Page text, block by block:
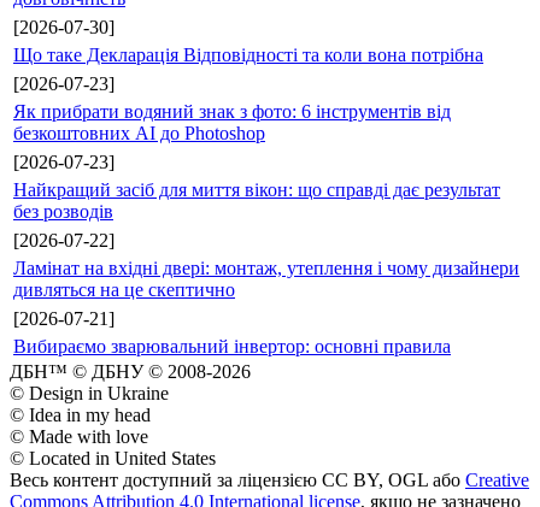
[2026-07-30]
Що таке Декларація Відповідності та коли вона потрібна
[2026-07-23]
Як прибрати водяний знак з фото: 6 інструментів від
безкоштовних AI до Photoshop
[2026-07-23]
Найкращий засіб для миття вікон: що справді дає результат
без розводів
[2026-07-22]
Ламінат на вхідні двері: монтаж, утеплення і чому дизайнери
дивляться на це скептично
[2026-07-21]
Вибираємо зварювальний інвертор: основні правила
ДБН™ © ДБНУ © 2008-2026
© Design in Ukraine
© Idea in my head
© Made with love
© Located in United States
Весь контент доступний за ліцензією CC BY, OGL або Creative
Commons Attribution 4.0 International license, якщо не зазначено